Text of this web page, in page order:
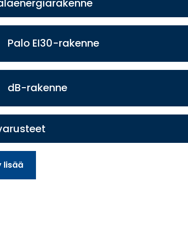
Palo EI30-rakenne
dB-rakenne
lisää